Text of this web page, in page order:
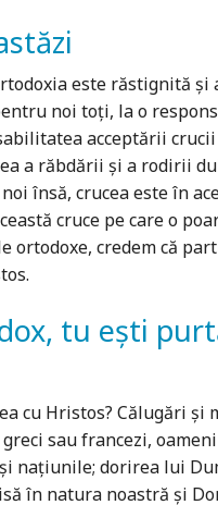
este răstignită și
noi toți, la o
acceptării crucii
a răbdării și a rodirii
însă, crucea este în
cruce pe care o
ortodoxe, credem că
tu ești
cu Hristos? Călugări și
sau francezi,
națiunile; dorirea lui
în natura noastră și